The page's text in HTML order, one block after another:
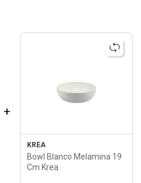
+
KREA
Bowl Blanco Melamina 19
Cm Krea